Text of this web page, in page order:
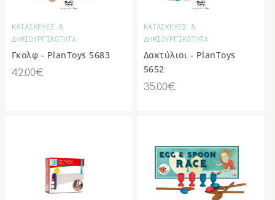
ΚΑΤΑΣΚΕΥΕΣ &
ΔΗΜΙΟΥΡΓΙΚΟΤΗΤΑ
Γκολφ - PlanToys 5683
42.00€
ΚΑΤΑΣΚΕΥΕΣ &
ΔΗΜΙΟΥΡΓΙΚΟΤΗΤΑ
Δακτύλιοι - PlanToys
5652
35.00€